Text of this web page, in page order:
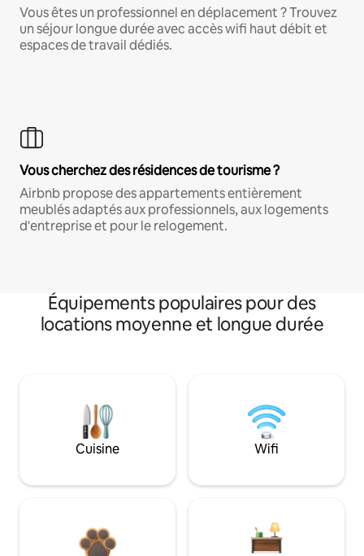
Vous êtes un professionnel en déplacement ? Trouvez
un séjour longue durée avec accès wifi haut débit et
espaces de travail dédiés.
Vous cherchez des résidences de tourisme ?
Airbnb propose des appartements entièrement
meublés adaptés aux professionnels, aux logements
d'entreprise et pour le relogement.
Équipements populaires pour des
locations moyenne et longue durée
Cuisine Wifi